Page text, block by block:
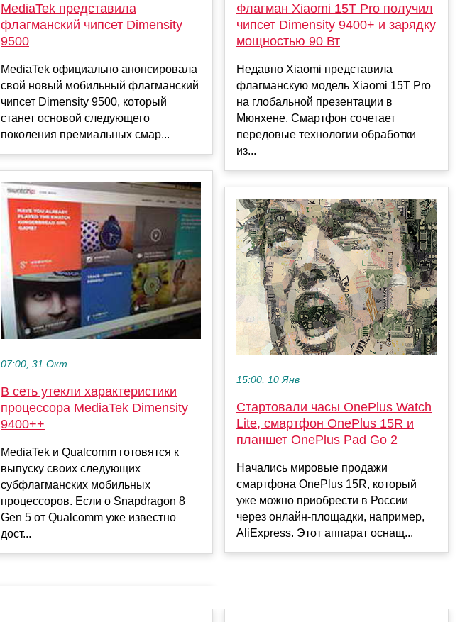
MediaTek представила
флагманский чипсет Dimensity
9500
MediaTek официально анонсировала
свой новый мобильный флагманский
чипсет Dimensity 9500, который
станет основой следующего
поколения премиальных смар...
07:00, 31 Окт
В сеть утекли характеристики
процессора MediaTek Dimensity
9400++
MediaTek и Qualcomm готовятся к
выпуску своих следующих
субфлагманских мобильных
процессоров. Если о Snapdragon 8
Gen 5 от Qualcomm уже известно
дост...
Флагман Xiaomi 15T Pro получил
чипсет Dimensity 9400+ и зарядку
мощностью 90 Вт
Недавно Xiaomi представила
флагманскую модель Xiaomi 15T Pro
на глобальной презентации в
Мюнхене. Смартфон сочетает
передовые технологии обработки
из...
15:00, 10 Янв
Стартовали часы OnePlus Watch
Lite, смартфон OnePlus 15R и
планшет OnePlus Pad Go 2
Начались мировые продажи
смартфона OnePlus 15R, который
уже можно приобрести в России
через онлайн-площадки, например,
AliExpress. Этот аппарат оснащ...